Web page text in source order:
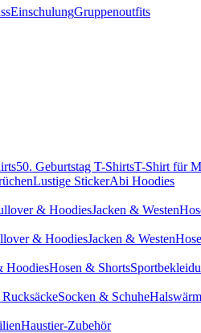
EinschulungGruppenoutfits
50. Geburtstag T-ShirtsT-Shirt für
Lustige StickerAbi Hoodies
& HoodiesJacken & Westen
& HoodiesJacken & Westen
HoodiesHosen & Shorts
Socken & Schuhe
Haustier-Zubehör